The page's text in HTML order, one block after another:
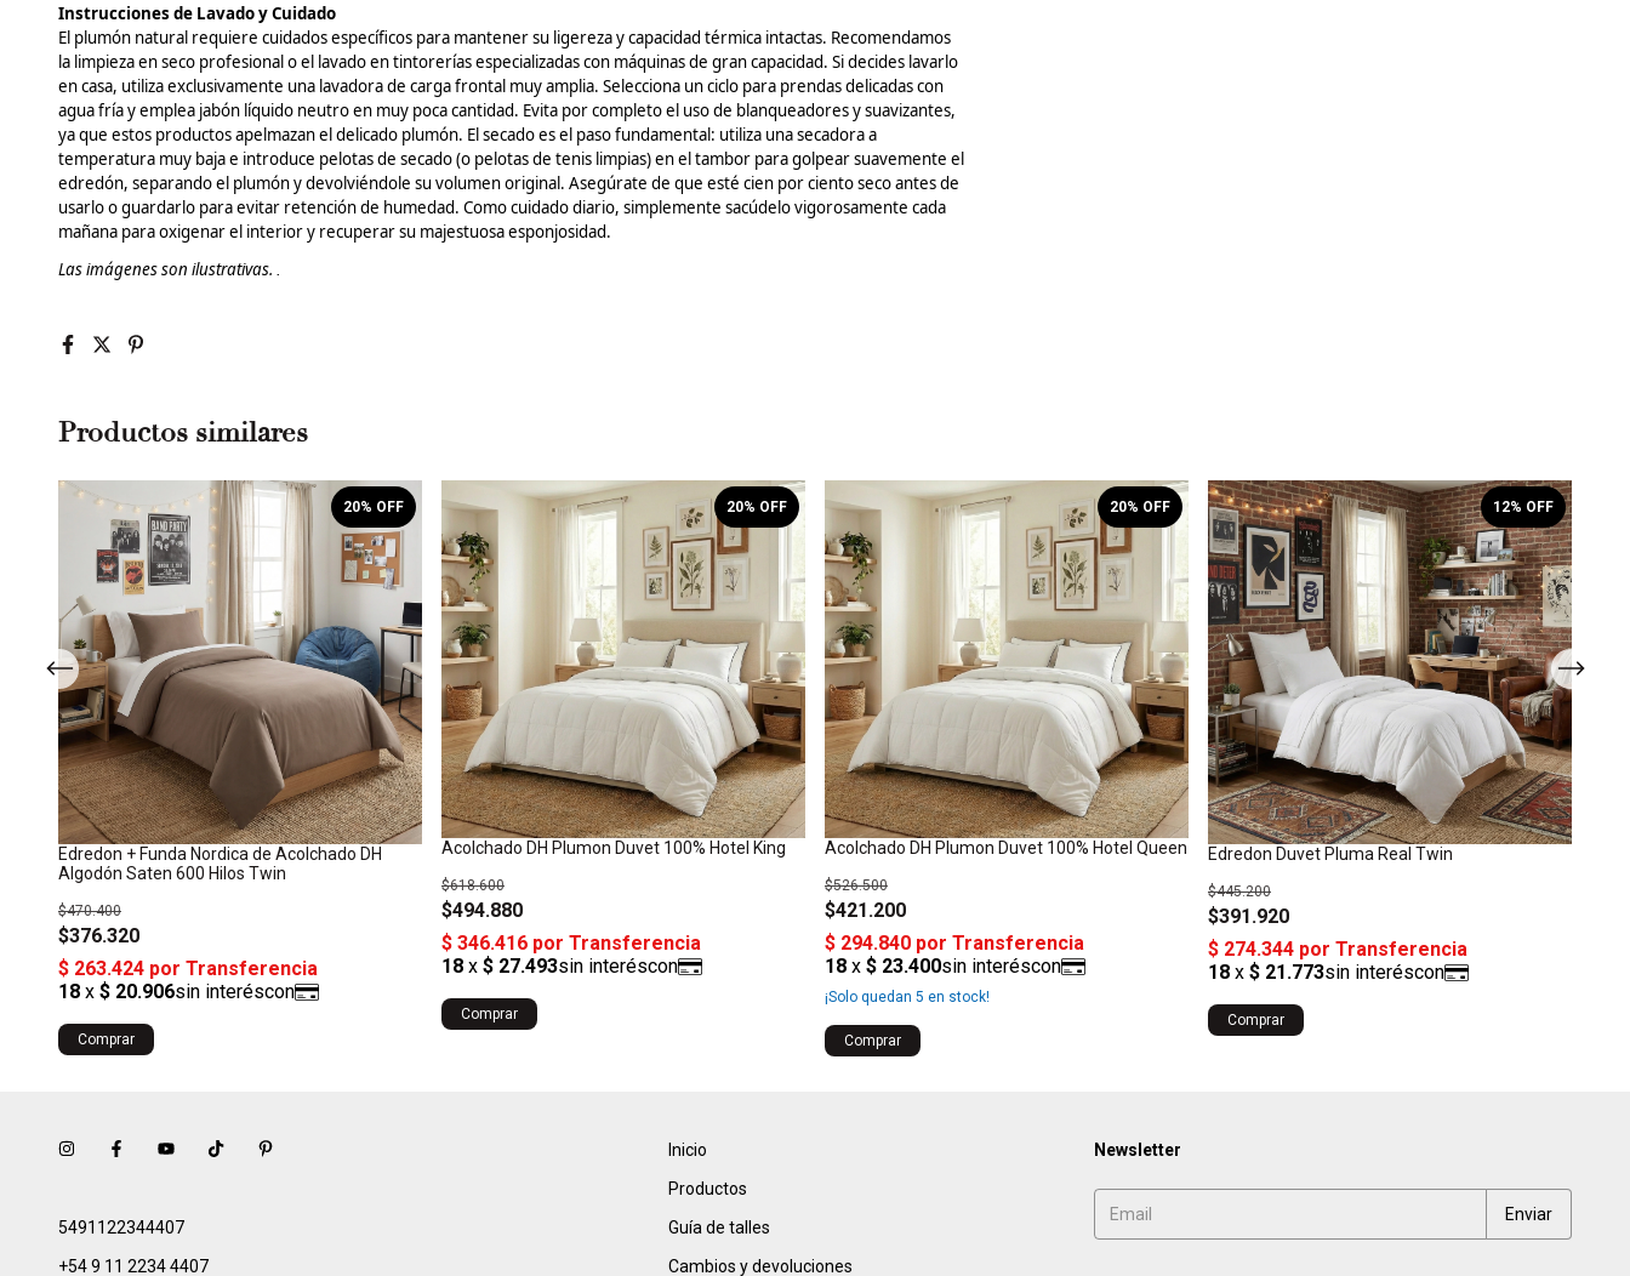
Instrucciones de Lavado y Cuidado
El plumón natural requiere cuidados específicos para mantener su ligereza y capacidad térmica intactas. Recomendamos
la limpieza en seco profesional o el lavado en tintorerías especializadas con máquinas de gran capacidad. Si decides lavarlo
en casa, utiliza exclusivamente una lavadora de carga frontal muy amplia. Selecciona un ciclo para prendas delicadas con
agua fría y emplea jabón líquido neutro en muy poca cantidad. Evita por completo el uso de blanqueadores y suavizantes,
ya que estos productos apelmazan el delicado plumón. El secado es el paso fundamental: utiliza una secadora a
temperatura muy baja e introduce pelotas de secado (o pelotas de tenis limpias) en el tambor para golpear suavemente el
edredón, separando el plumón y devolviéndole su volumen original. Asegúrate de que esté cien por ciento seco antes de
usarlo o guardarlo para evitar retención de humedad. Como cuidado diario, simplemente sacúdelo vigorosamente cada
mañana para oxigenar el interior y recuperar su majestuosa esponjosidad.
Lasimágenesson ilustrativas.
Productos similares
Edredon + Funda Nordica de Acolchado DH
Algodón Saten 600 Hilos Twin
$376.320
$470.400
20% OFF
Comprar
Acolchado DH Plumon Duvet 100% Hotel King
$494.880
$618.600
20% OFF
Comprar
Acolchado DH Plumon Duvet 100% Hotel Queen
$421.200
$526.500
20% OFF
¡Solo quedan 5 en stock!
Comprar
Edredon Duvet Pluma Real Twin
$391.920
$445.200
12% OFF
Comprar
5491122344407
+54 9 11 2234 4407
Inicio
Productos
Guía de talles
Cambios y devoluciones
Newsletter